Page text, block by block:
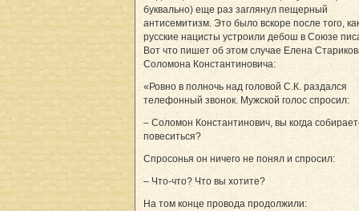
буквально) еще раз заглянул пещерный
антисемитизм. Это было вскоре после того,
русские нацисты устроили дебош в Союзе
Вот что пишет об этом случае Елена
Соломона Константиновича:
«Ровно в полночь над головой С.К. раздался
телефонный звонок. Мужской голос спросил:
– Соломон Константинович, вы когда
повеситься?
Спросонья он ничего не понял и спросил:
– Что-что? Что вы хотите?
На том конце провода продолжили: